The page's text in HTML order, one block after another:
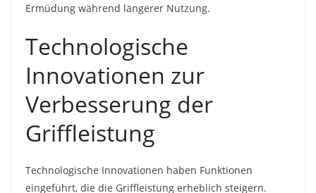
Ermüdung während längerer Nutzung.
Technologische
Innovationen zur
Verbesserung der
Griffleistung
Technologische Innovationen haben Funktionen
eingeführt, die die Griffleistung erheblich steigern.